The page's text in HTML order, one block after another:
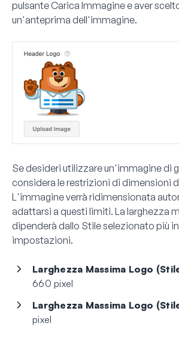
pulsante Carica Immaginee aver
un'anteprima dell'immagine.
Se desideri utilizzare un'immagine di
considera le restrizioni di dimensioni
L'immagine verrà ridimensionata
adattarsi a questi limiti. La larghezza
dipenderà dallo Stile selezionato più
impostazioni.
Larghezza Massima Logo
660 pixel
Larghezza Massima Logo
pixel